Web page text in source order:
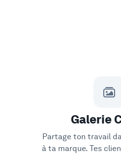
Galerie
Partage ton travail
à ta marque. Tes